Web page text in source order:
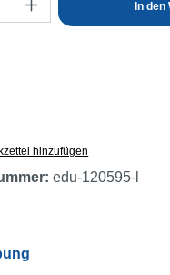
In den
hinzufügen
edu-120595-l